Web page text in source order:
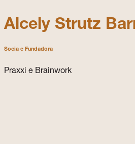
Alcely Strutz
Socia e Fundadora
Praxxi e Brainwork